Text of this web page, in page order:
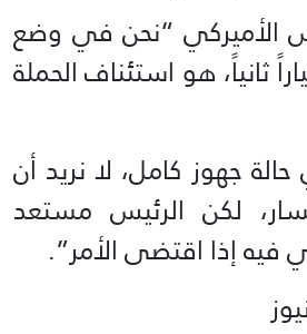
الأميركي “نحن في وضع
ثانياً، هو استئناف الحملة
جهوز كامل، لا نريد أن
لكن الرئيس مستعد
إذا اقتضى الأمر”.